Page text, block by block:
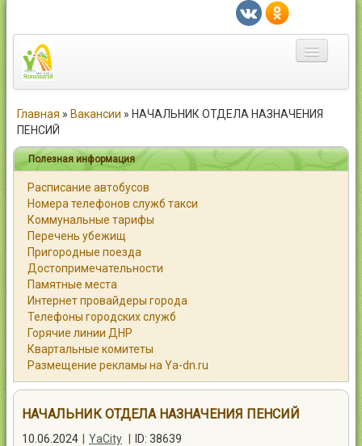
Статьи
Каталог
Справочник
Работа
Объявления
Помощь
Главная » Вакансии » НАЧАЛЬНИК ОТДЕЛА НАЗНАЧЕНИЯ
ПЕНСИЙ
Полезная информация
Расписание автобусов
Номера телефонов служб такси
Коммунальные тарифы
Перечень убежищ
Пригородные поезда
Достопримечательности
Памятные места
Интернет провайдеры города
Телефоны городских служб
Горячие линии ДНР
Квартальные комитеты
Размещение рекламы на Ya-dn.ru
НАЧАЛЬНИК ОТДЕЛА НАЗНАЧЕНИЯ ПЕНСИЙ
10.06.2024 YaCity
ID: 38639